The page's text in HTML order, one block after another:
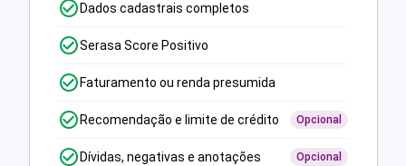
Dados cadastrais completos
Serasa Score Positivo
Faturamento ou renda presumida
Recomendação e limite de crédito Opcional
Dívidas, negativas e anotações Opcional